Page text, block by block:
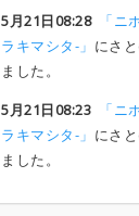
5月21日08:28
「ニ
ラキマシタ-」 にさ
ました。
5月21日08:23
「ニ
ラキマシタ-」 にさ
ました。